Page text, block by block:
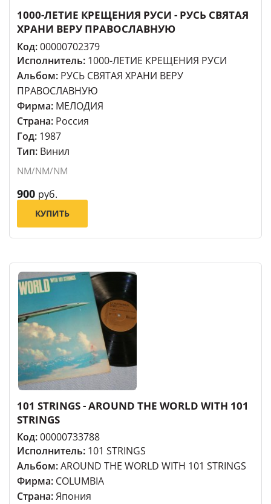
1000-ЛЕТИЕ КРЕЩЕНИЯ РУСИ - РУСЬ СВЯТАЯ
ХРАНИ ВЕРУ ПРАВОСЛАВНУЮ
Код:00000702379
Исполнитель: 1000-ЛЕТИЕ КРЕЩЕНИЯ РУСИ
Альбом: РУСЬ СВЯТАЯ ХРАНИ ВЕРУ
ПРАВОСЛАВНУЮ
Фирма: МЕЛОДИЯ
Страна: Россия
Год: 1987
Тип: Винил
NM/NM/NM
900 руб.
КУПИТЬ
101 STRINGS - AROUND THE WORLD WITH 101
STRINGS
Код:00000733788
Исполнитель: 101 STRINGS
Альбом:AROUND THE WORLD WITH 101 STRINGS
Фирма: COLUMBIA
Страна:Япония